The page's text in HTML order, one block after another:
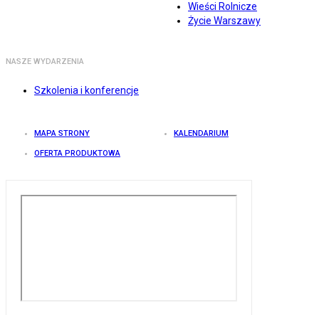
Wieści Rolnicze
Życie Warszawy
NASZE WYDARZENIA
Szkolenia i konferencje
MAPA STRONY KALENDARIUM
OFERTA PRODUKTOWA